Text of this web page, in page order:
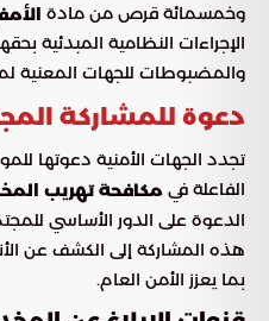
وخمسمائة قرص من مادة
الإجراءات النظامية المبدئية
والمضبوطات للجهات المعنية
دعوة للمشاركة
تجدد الجهات الأمنية دعوتها
الفاعلة في مكافحة تهريب
الدعوة على الدور الأساسي
هذه المشاركة إلى الكشف عن
بما يعزز الأمن العام.